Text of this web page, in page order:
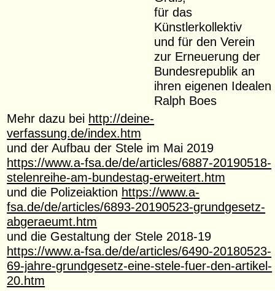
für das
Künstlerkollektiv
und für den Verein
zur Erneuerung der
Bundesrepublik an
ihren eigenen Idealen
Ralph Boes
Mehr dazu bei http://deine-
verfassung.de/index.htm
und der Aufbau der Stele im Mai 2019
https://www.a-fsa.de/de/articles/6887-20190518-
stelenreihe-am-bundestag-erweitert.htm
und die Polizeiaktion https://www.a-
fsa.de/de/articles/6893-20190523-grundgesetz-
abgeraeumt.htm
und die Gestaltung der Stele 2018-19
https://www.a-fsa.de/de/articles/6490-20180523-
69-jahre-grundgesetz-eine-stele-fuer-den-artikel-
20.htm